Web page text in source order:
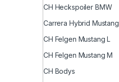
CH Heckspoiler BMW
Carrera Hybrid Mustang
CH Felgen Mustang L
CH Felgen Mustang M
CH Bodys